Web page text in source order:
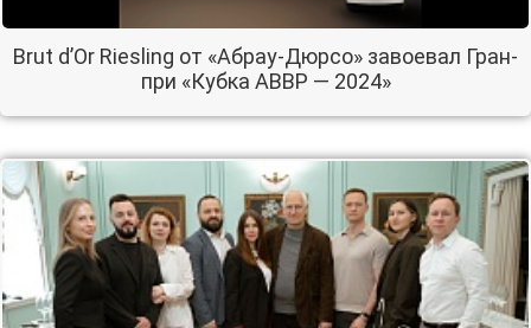
Brut d’Or Riesling от «Абрау-Дюрсо» завоевал Гран-
при «Кубка АВВР — 2024»